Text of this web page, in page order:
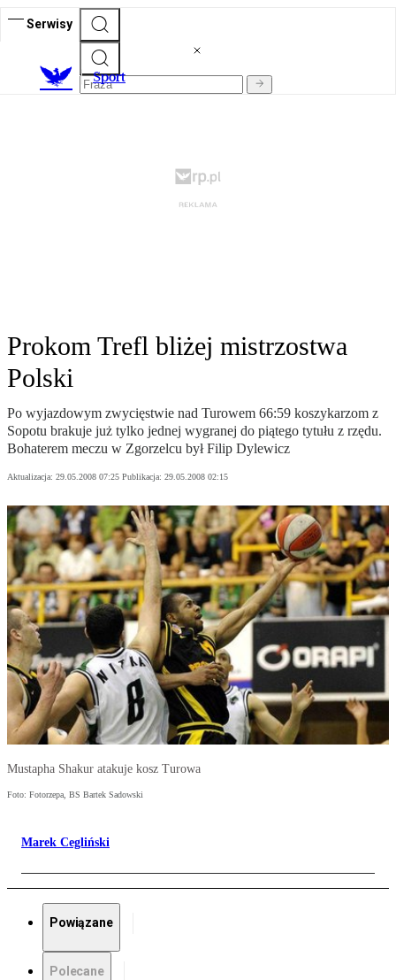
Serwisy
Sport
Prokom Trefl bliżej mistrzostwa
Polski
Po wyjazdowym zwycięstwie nad Turowem 66:59 koszykarzom z
Sopotu brakuje już tylko jednej wygranej do piątego tytułu z rzędu.
Bohaterem meczu w Zgorzelcu był Filip Dylewicz
Aktualizacja: 29.05.2008 07:25 Publikacja: 29.05.2008 02:15
Mustapha Shakur atakuje kosz Turowa
Foto: Fotorzepa, BS Bartek Sadowski
Marek Cegliński
Powiązane
Polecane